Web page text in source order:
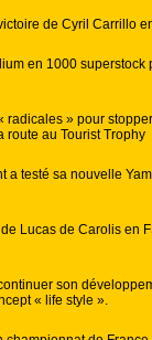
de Cyril Carrillo
en 1000 superstock
radicales » pour
route au Tourist Trophy
a testé sa nouvelle
Lucas de Carolis en
son
« life style ».